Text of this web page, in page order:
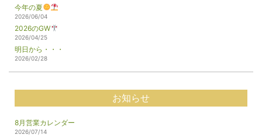
今年の夏
2026/06/04
2026のGW
2026/04/25
明日から・・・
2026/02/28
お知らせ
8月営業カレンダー
2026/07/14